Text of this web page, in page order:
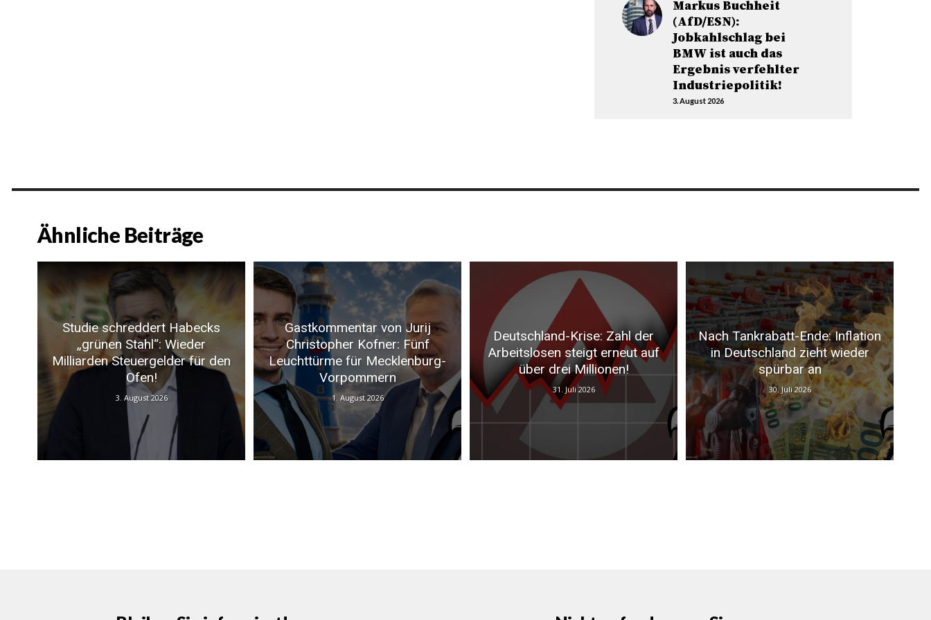
Markus Buchheit
(AfD/ESN):
Jobkahlschlag bei
BMW ist auch das
Ergebnis verfehlter
Industriepolitik!
3. August 2026
Ähnliche Beiträge
Studie schreddert Habecks
„grünen Stahl“: Wieder
Milliarden Steuergelder für den
Ofen!
3. August 2026
Gastkommentar von Jurij
Christopher Kofner: Fünf
Leuchttürme für Mecklenburg-
Vorpommern
1. August 2026
Deutschland-Krise: Zahl der
Arbeitslosen steigt erneut auf
über drei Millionen!
31. Juli 2026
Nach Tankrabatt-Ende: Inflation
in Deutschland zieht wieder
spürbar an
30. Juli 2026